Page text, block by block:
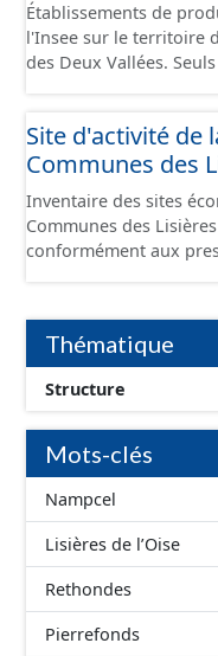
Établissements de
l'Insee sur le territoire
des Deux Vallées. Seuls les établissements situés à
conformément aux
Économiques. Ce lot
delà des prescriptions
Site d'activité de
Communes des
Inventaire des sites
Communes des
conformément aux
Thématique
Structure
Mots-clés
Nampcel
Lisières de l’Oise
Rethondes
Pierrefonds